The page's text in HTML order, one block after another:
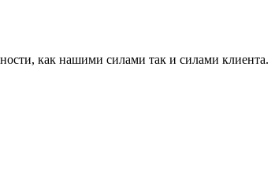
как нашими силами так и силами клиента.